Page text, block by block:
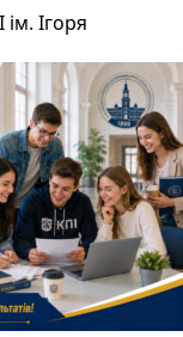
ім. Ігоря